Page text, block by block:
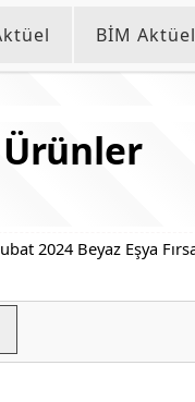
BİM Aktüel